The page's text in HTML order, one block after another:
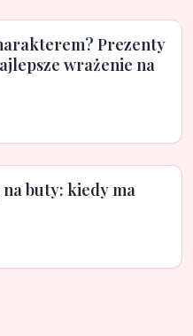
Prezenty
wrażenie na
na buty: kiedy ma